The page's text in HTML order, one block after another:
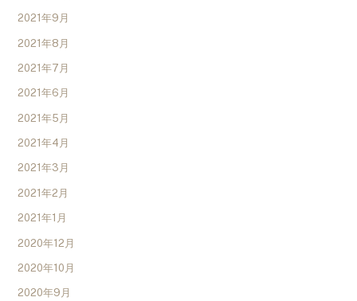
2021年9月
2021年8月
2021年7月
2021年6月
2021年5月
2021年4月
2021年3月
2021年2月
2021年1月
2020年12月
2020年10月
2020年9月